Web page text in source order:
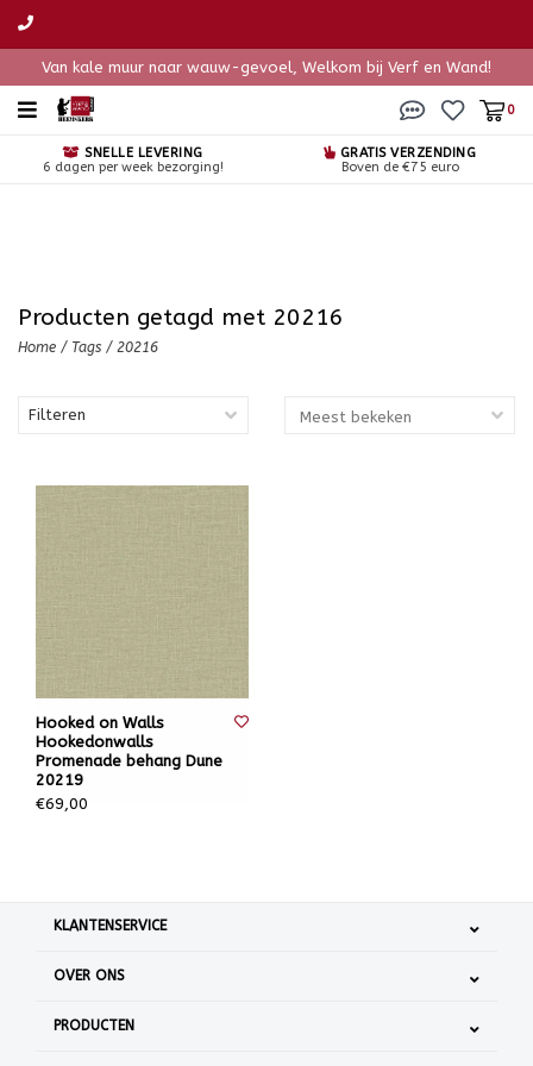
Van kale muur naar wauw-gevoel, Welkom bij Verf en Wand!
0
SNELLE LEVERING
6 dagen per week bezorging!
GRATIS VERZENDING
Boven de €75 euro
Producten getagd met 20216
Home / Tags / 20216
Filteren
Hooked on Walls
Hookedonwalls
Promenade behang Dune
20219
€69,00
KLANTENSERVICE
OVER ONS
PRODUCTEN